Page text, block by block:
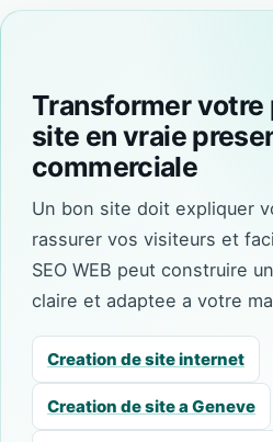
Transformer votre
site en vraie
commerciale
Un bon site doit expliquer
rassurer vos visiteurs et
SEO WEB peut construire
claire et adaptee a votre
Creation de site internet
Creation de site a Geneve